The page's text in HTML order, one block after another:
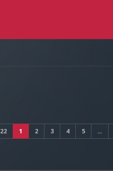
22 1 2 3 4 5 …